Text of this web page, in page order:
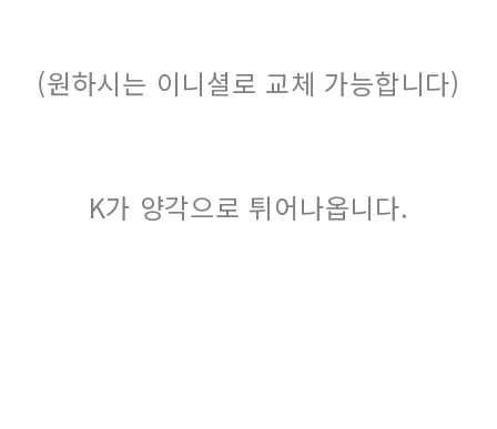
(원하시는 이니셜로 교체 가능합니다)
K가 양각으로 튀어나옵니다.